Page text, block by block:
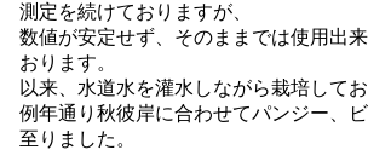
測定を続けておりますが、
数値が安定せず、そのままでは使用出
おります。
以来、水道水を灌水しながら栽培してお
例年通り秋彼岸に合わせてパンジー、
至りました。